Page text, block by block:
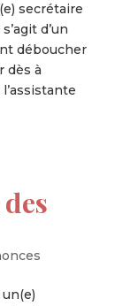
secrétaire
d’un
déboucher
dès à